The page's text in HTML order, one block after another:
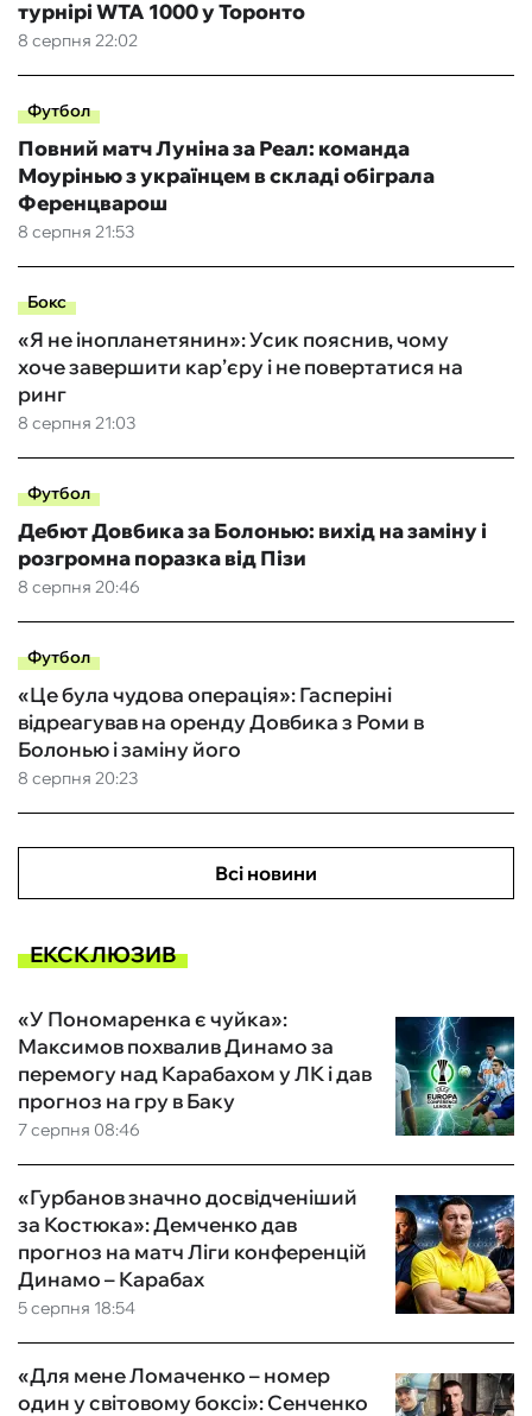
8 серпня 22:02
турнірі WTA 1000 у Торонто
Футбол
8 серпня 21:53
Повний матч Луніна за Реал: команда
Моурінью з українцем в складі обіграла
Ференцварош
Бокс
8 серпня 21:03
«Я не інопланетянин»: Усик пояснив, чому
хоче завершити кар’єру і не повертатися на
ринг
Футбол
8 серпня 20:46
Дебют Довбика за Болонью: вихід на заміну і
розгромна поразка від Пізи
Футбол
8 серпня 20:23
«Це була чудова операція»: Гасперіні
відреагував на оренду Довбика з Роми в
Болонью і заміну його
Всі новини
ЕКСКЛЮЗИВ
7 серпня 08:46
«У Пономаренка є чуйка»:
Максимов похвалив Динамо за
перемогу над Карабахом у ЛК і дав
прогноз на гру в Баку
5 серпня 18:54
«Гурбанов значно досвідченіший
за Костюка»: Демченко дав
прогноз на матч Ліги конференцій
Динамо – Карабах
«Для мене Ломаченко – номер
один у світовому боксі»: Сенченко